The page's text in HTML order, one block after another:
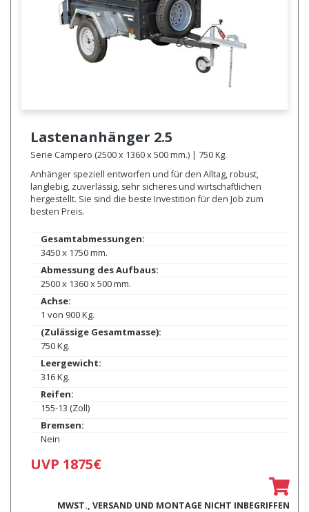
Lastenanhänger 2.5
Serie Campero (2500 x 1360 x 500 mm.) | 750 Kg.
Anhänger speziell entworfen und für den Alltag, robust,
langlebig, zuverlässig, sehr sicheres und wirtschaftlichen
hergestellt. Sie sind die beste Investition für den Job zum
besten Preis.
Gesamtabmessungen:
3450 x 1750 mm.
Abmessung des Aufbaus:
2500 x 1360 x 500 mm.
Achse:
1 von 900 Kg.
(Zulässige Gesamtmasse):
750 Kg.
Leergewicht:
316 Kg.
Reifen:
155-13 (Zoll)
Bremsen:
Nein
UVP 1875€
MWST., VERSAND UND MONTAGE NICHT INBEGRIFFEN